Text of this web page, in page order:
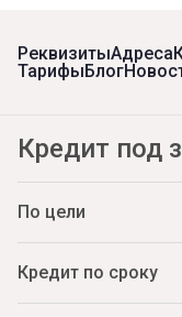
РеквизитыАдреса
ТарифыБлог
Кредит под
По цели
Кредит по сроку